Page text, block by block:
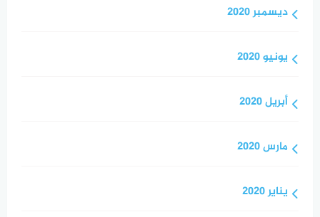
ديسمبر 2020
يونيو 2020
أبريل 2020
مارس 2020
يناير 2020